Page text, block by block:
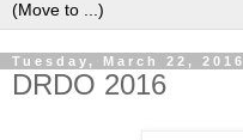
Tuesday, March 22, 2016
DRDO 2016